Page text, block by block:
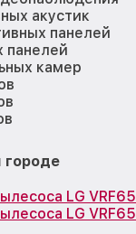
акустик
панелей
панелей
камер
LG
LG